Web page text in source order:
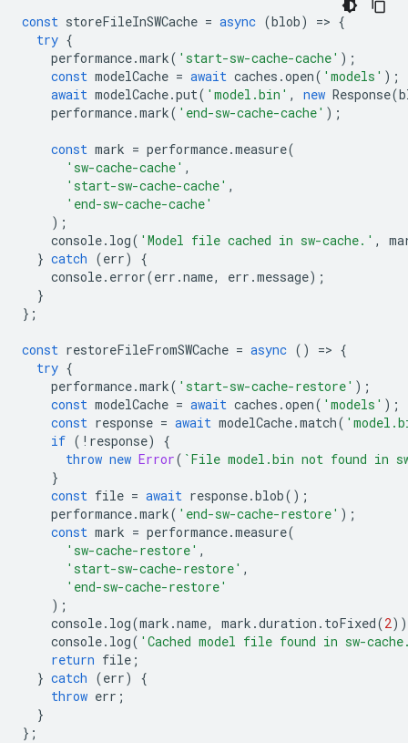
const storeFileInSWCache = async (blob) => {
try {
performance.mark( 'start-sw-cache-cache' );
const modelCache = await caches .open( 'models' );
await modelCache.put( 'model.bin' , new Response(
performance.mark( 'end-sw-cache-cache' );
const mark = performance.measure(
'sw-cache-cache' ,
'start-sw-cache-cache' ,
'end-sw-cache-cache'
);
console. log( 'Model file cached in sw-cache.' ,
} catch (err)
{
console. error(err .name, err .message);
}
};
const restoreFileFromSWCache = async () => {
try {
performance.mark( 'start-sw-cache-restore' );
const modelCache = await caches .open( 'models' );
const response = await modelCache.match(
if ( ! response)
{
throw new Error( `File model.bin not found in
}
const file = await response.blob();
performance.mark( 'end-sw-cache-restore' );
const mark = performance.measure(
'sw-cache-restore' ,
'start-sw-cache-restore' ,
'end-sw-cache-restore'
);
console. log(mark .name, mark .duration . toFixed(2
console. log( 'Cached model file found in sw-
return file ;
} catch (err)
{
throw err ;
}
};